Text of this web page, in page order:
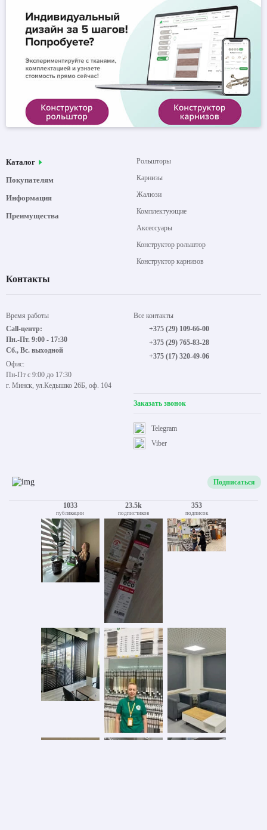
Каталог
Покупателям
Информация
Преимущества
Рольшторы
Карнизы
Жалюзи
Комплектующие
Аксессуары
Конструктор рольштор
Конструктор карнизов
Контакты
Время работы
Call-центр:
Пн.-Пт. 9:00 - 17:30
Сб., Вс. выходной
Офис:
Пн-Пт с 9:00 до 17:30
г. Минск, ул.Кедышко 26Б, оф. 104
Все контакты
+375 (29) 109-66-00
+375 (29) 765-83-28
+375 (17) 320-49-06
Заказать звонок
Viber
Telegram
Подписаться
1033
публикации
23.5k
подписчиков
353
подписок